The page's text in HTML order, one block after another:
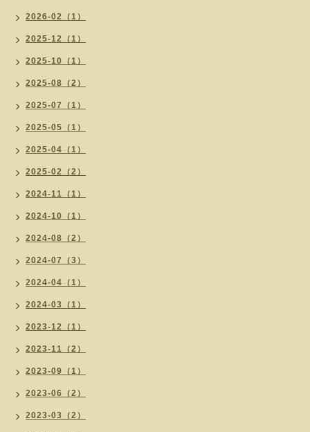
2026-02（1）
2025-12（1）
2025-10（1）
2025-08（2）
2025-07（1）
2025-05（1）
2025-04（1）
2025-02（2）
2024-11（1）
2024-10（1）
2024-08（2）
2024-07（3）
2024-04（1）
2024-03（1）
2023-12（1）
2023-11（2）
2023-09（1）
2023-06（2）
2023-03（2）